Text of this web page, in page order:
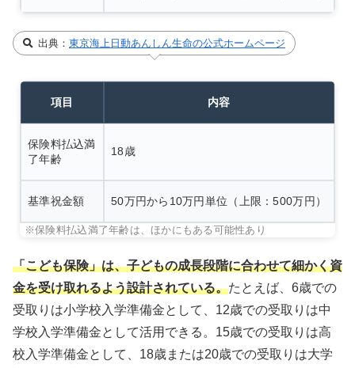
出典： 東京海上日動あんしん生命の公式ホームページ
項目 内容
保険料払込満
了年齢
18歳
基準祝金額 50万円から10万円単位（上限：500万円）
※保険料払込満了年齢は、ほかにもある可能性あり
「こども保険」は、子どもの成長段階に合わせて細かく資
金を受け取れるよう設計されている。たとえば、6歳での
受取りは小学校入学準備金として、12歳での受取りは中
学校入学準備金として活用できる。15歳での受取りは高
校入学準備金として、18歳または20歳での受取りは大学